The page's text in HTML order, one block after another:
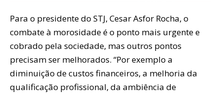
Para o presidente do STJ, Cesar Asfor Rocha, o
combate à morosidade é o ponto mais urgente e
cobrado pela sociedade, mas outros pontos
precisam ser melhorados. “Por exemplo a
diminuição de custos financeiros, a melhoria da
qualificação profissional, da ambiência de